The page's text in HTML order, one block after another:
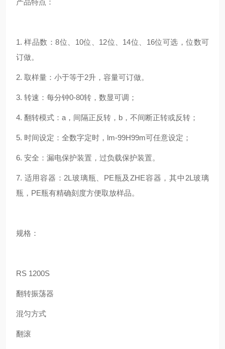
产品特点：
1.样品数：8位、 10位、 12位、 14位、 16位可选，位数可
订做。
2. 取样量：小于等于2升，容量可订做。
3. 转速：每分钟0-80转，数显可调；
4. 翻转模式： a ，间隔正反转， b ，不间断正转或反转；
5. 时间设定：全数字定时， lm-99H99m可任意设定；
6. 安全：漏电保护装置，过负载保护装置。
7. 适用容器： 2L 玻璃瓶、 PE瓶及ZHE容器，其中 2L 玻璃
瓶， PE瓶有精确刻度方便取放样品。
规格：
RS 1200S
翻转振荡器
混匀方式
翻滚